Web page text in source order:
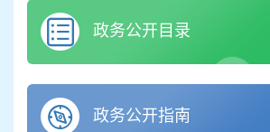
政务公开目录
政务公开指南